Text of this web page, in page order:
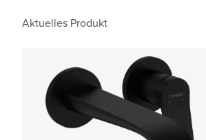
Aktuelles Produkt